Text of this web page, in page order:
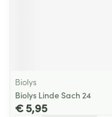
Biolys
Biolys Linde Sach 24
€ 5,95